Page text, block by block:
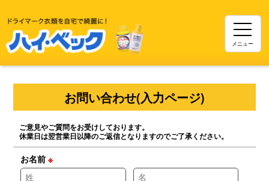
メニュー
お問い合わせ(入力ページ)
ご意見やご質問をお受けしております。
休業日は翌営業日以降のご返信となりますのでご了承ください。
お名前※